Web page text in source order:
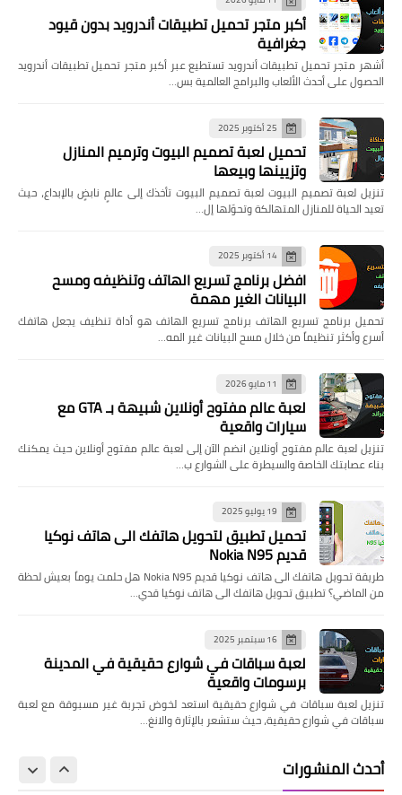
أكبر متجر تحميل تطبيقات أندرويد بدون قيود
جغرافية
أشهر متجر تحميل تطبيقات أندرويد تستطيع عبر أكبر متجر تحميل تطبيقات أندرويد
الحصول على أحدث الألعاب والبرامج العالمية بس…
25 أكتوبر 2025
تحميل لعبة تصميم البيوت وترميم المنازل
وتزيينها وبيعها
تنزيل لعبة تصميم البيوت لعبة تصميم البيوت تأخذك إلى عالمٍ نابضٍ بالإبداع، حيث
تعيد الحياة للمنازل المتهالكة وتحوّلها إل…
14 أكتوبر 2025
افضل برنامج تسريع الهاتف وتنظيفه ومسح
البيانات الغير مهمة
تحميل برنامج تسريع الهاتف برنامج تسريع الهاتف هو أداة تنظيف يجعل هاتفك
أسرع وأكثر تنظيماً من خلال مسح البيانات غير المه…
11 مايو 2026
لعبة عالم مفتوح أونلاين شبيهة بـ GTA مع
سيارات واقعية
تنزيل لعبة عالم مفتوح أونلاين انضم الآن إلى لعبة عالم مفتوح أونلاين حيث يمكنك
بناء عصابتك الخاصة والسيطرة على الشوارع ب…
19 يوليو 2025
تحميل تطبيق لتحويل هاتفك الى هاتف نوكيا
قديم Nokia N95
طريقة تحويل هاتفك الى هاتف نوكيا قديم Nokia N95 هل حلمت يوماً بعيش لحظة
من الماضي؟ تطبيق تحويل هاتفك الى هاتف نوكيا قدي…
16 سبتمبر 2025
لعبة سباقات في شوارع حقيقية في المدينة
برسومات واقعية
تنزيل لعبة سباقات في شوارع حقيقية استعد لخوض تجربة غير مسبوقة مع لعبة
سباقات في شوارع حقيقية، حيث ستشعر بالإثارة والانغ…
أحدث المنشورات